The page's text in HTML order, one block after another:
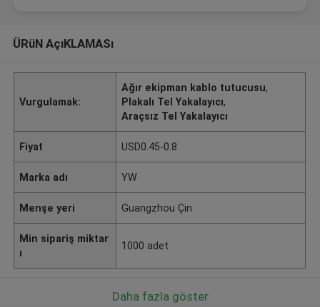
ÜRüN AçıKLAMASı
Vurgulamak:
Ağır ekipman kablo tutucusu,
Plakalı Tel Yakalayıcı,
Araçsız Tel Yakalayıcı
Fiyat USD0.45-0.8
Marka adı YW
Menşe yeri Guangzhou Çin
Min sipariş miktar
ı
1000 adet
Daha fazla göster